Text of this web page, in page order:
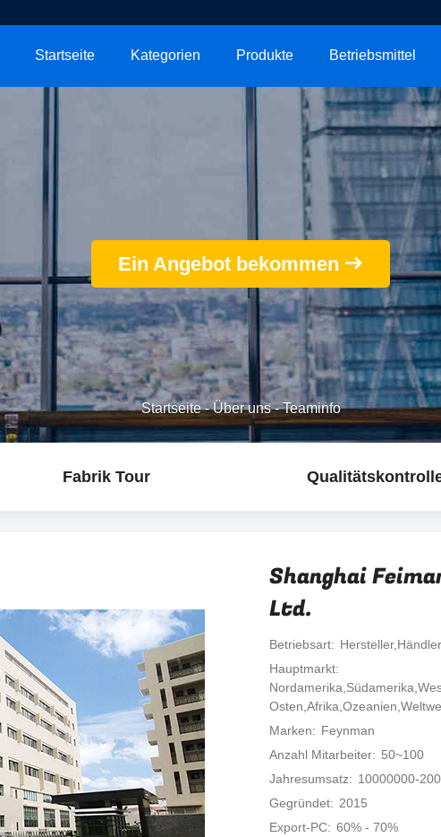
Startseite Kategorien Produkte Betriebsmittel
Ein Angebot bekommen
Startseite-Über uns-Teaminfo
Fabrik Tour
Shanghai
Ltd.
Betriebsart
Hauptmarkt
Marken
Feynman
Anzahl Mitarbeiter
50~100
Jahresumsatz
10000000-
Gegründet
2015
Export-PC
60% - 70%